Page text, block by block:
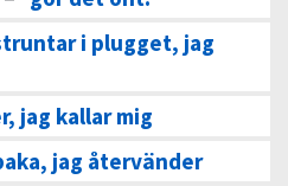
i plugget, jag
jag kallar mig
jag återvänder